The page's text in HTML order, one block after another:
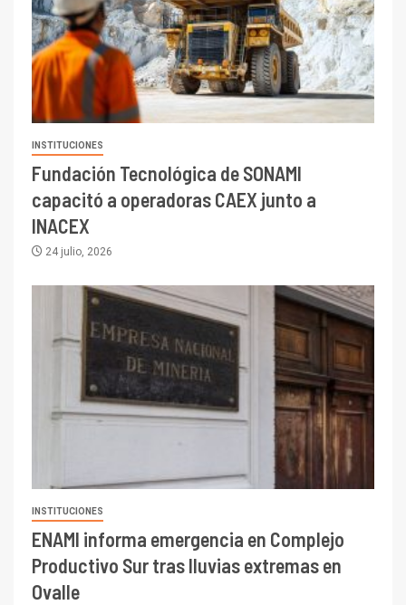
INSTITUCIONES
Fundación Tecnológica de SONAMI
capacitó a operadoras CAEX junto a
INACEX
24 julio, 2026
INSTITUCIONES
ENAMI informa emergencia en Complejo
Productivo Sur tras lluvias extremas en
Ovalle